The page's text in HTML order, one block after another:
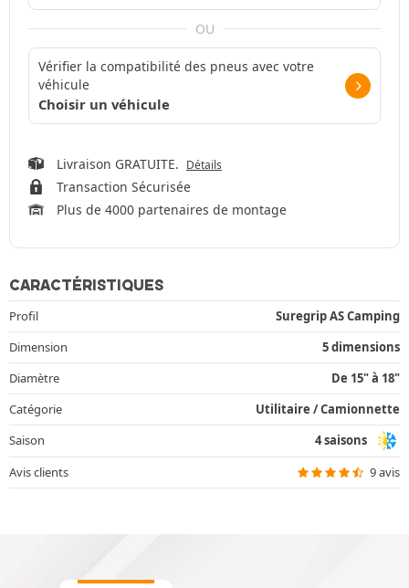
OU
Vérifier la compatibilité des pneus avec votre
véhicule
Choisir un véhicule
Livraison GRATUITE. Détails
Transaction Sécurisée
Plus de 4000 partenaires de montage
CARACTÉRISTIQUES
Profil
Suregrip AS Camping
Dimension
5 dimensions
Diamètre
De 15" à 18"
Catégorie
Utilitaire / Camionnette
Saison
4 saisons
Avis clients
9 avis